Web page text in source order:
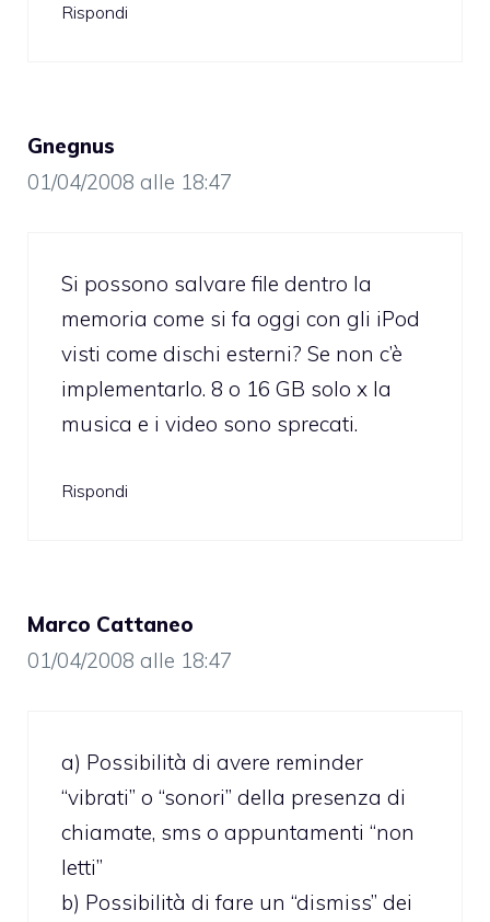
Rispondi
Gnegnus
01/04/2008 alle 18:47
Si possono salvare file dentro la
memoria come si fa oggi con gli iPod
visti come dischi esterni? Se non c’è
implementarlo. 8 o 16 GB solo x la
musica e i video sono sprecati.
Rispondi
Marco Cattaneo
01/04/2008 alle 18:47
a) Possibilità di avere reminder
“vibrati” o “sonori” della presenza di
chiamate, sms o appuntamenti “non
letti”
b) Possibilità di fare un “dismiss” dei